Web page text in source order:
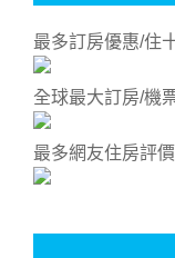
最多訂房優惠/住
全球最大訂房/機
最多網友住房評